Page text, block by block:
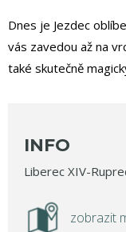
Dnes je Jezdec
vás zavedou až na
také skutečně
INFO
Liberec XIV-
zobrazit